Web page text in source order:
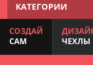
КАТЕГОРИИ
СОЗДАЙ
САМ
ЧЕХЛЫ